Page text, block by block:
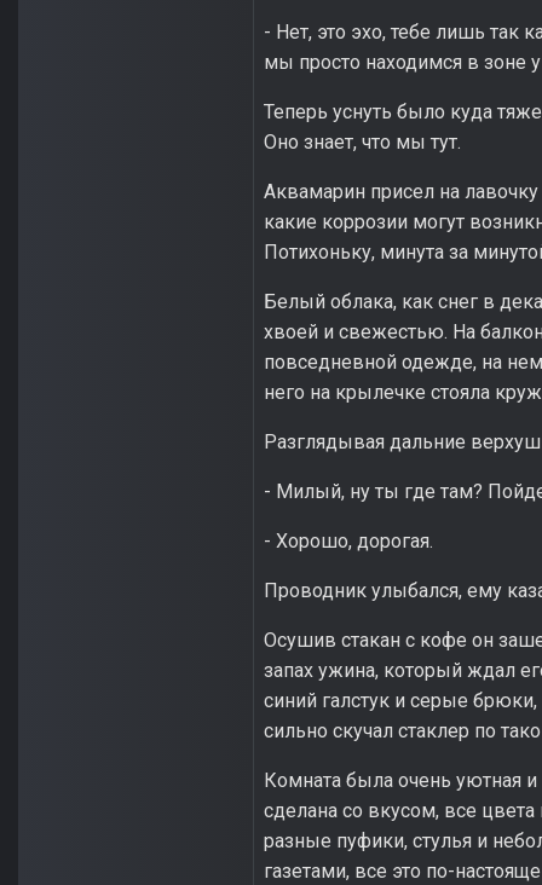
- Нет, это эхо, тебе лишь так
мы просто находимся в зоне
Теперь уснуть было куда
Оно знает, что мы тут.
Аквамарин присел на
какие коррозии могут
Потихоньку, минута за
Белый облака, как снег в
хвоей и свежестью. На
повседневной одежде, на
него на крылечке стояла
Разглядывая дальние
- Милый, ну ты где там?
- Хорошо, дорогая.
Проводник улыбался, ему
Осушив стакан с кофе он
запах ужина, который ждал
синий галстук и серые
сильно скучал стаклер по
Комната была очень уютная
сделана со вкусом, все
разные пуфики, стулья и
газетами, все это по-